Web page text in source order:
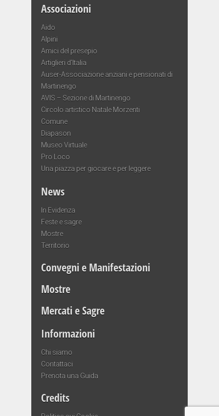
Associazioni
Aido
Alpini
Amici del presepio
Artiglieri d’Italia
Auser-Associazione anziani e pensionati di
Martinengo
AVIS – Sezione di Martinengo
Circolo artistico Natale Morzenti
Comune
Diapason
Museo Virtuale
Pro Loco
Una piazza per giocare e per leggere
News
In Evidenza
Feste e sagre
Mostre
Territorio
Convegni e Manifestazioni
Mostre
Mercati e Sagre
Informazioni
Chi siamo
Contattaci
Prenota una Guida
Credits